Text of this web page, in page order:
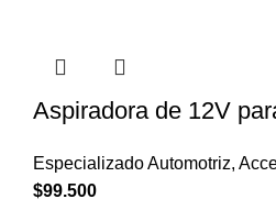
$450.000.
Aspiradora de 12V
Especializado Automotriz,
$99.500